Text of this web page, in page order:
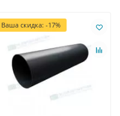
Ваша скидка: -17%